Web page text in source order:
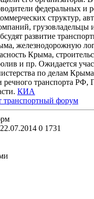
федеральных и
структур,
грузовладельцы
развитие
железнодорожную
Крыма,
и пр. Ожидается
по делам
речного транспорта РФ,
КИА
0 1731